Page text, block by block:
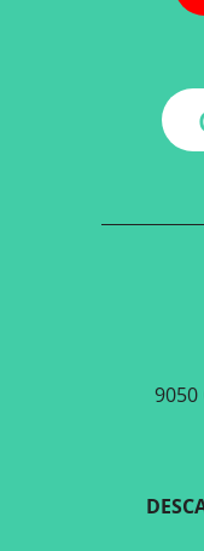
9050